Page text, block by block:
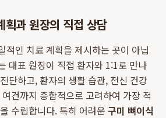
획과 원장의 직접 상담
적인 치료 계획을 제시하는 곳이 아닙
대표 원장이 직접 환자와 1:1로 만나
단하고, 환자의 생활 습관, 전신 건강
건까지 종합적으로 고려하여 가장 적
수립합니다. 특히 어려운 구미 뼈이식